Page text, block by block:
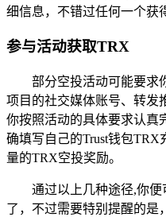
细信息，不错过任何一个获
参与活动获取TRX
部分空投活动可能要求
项目的社交媒体账号、转发
你按照活动的具体要求认真
确填写自己的Trust钱包
量的TRX空投奖励。
通过以上几种途径,你便
了，不过需要特别提醒的是